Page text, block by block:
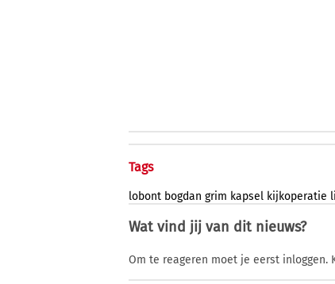
Tags
lobont bogdan grim kapsel kijkoperatie
Wat vind jij van dit nieuws?
Om te reageren moet je eerst inloggen.